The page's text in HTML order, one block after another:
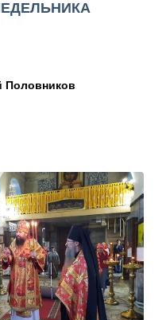
Половников